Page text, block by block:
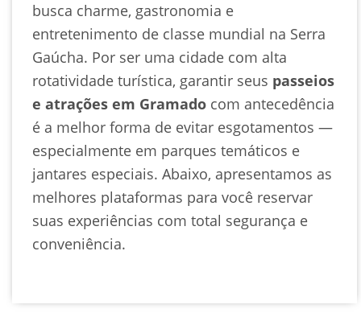
busca charme, gastronomia e
entretenimento de classe mundial na Serra
Gaúcha. Por ser uma cidade com alta
rotatividade turística, garantir seus passeios
e atrações em Gramado com antecedência
é a melhor forma de evitar esgotamentos —
especialmente em parques temáticos e
jantares especiais. Abaixo, apresentamos as
melhores plataformas para você reservar
suas experiências com total segurança e
conveniência.